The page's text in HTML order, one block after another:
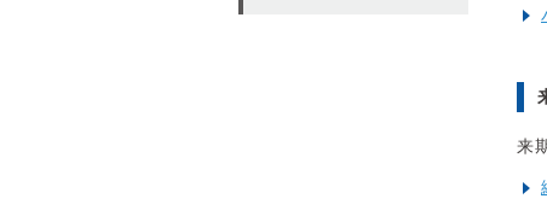
来